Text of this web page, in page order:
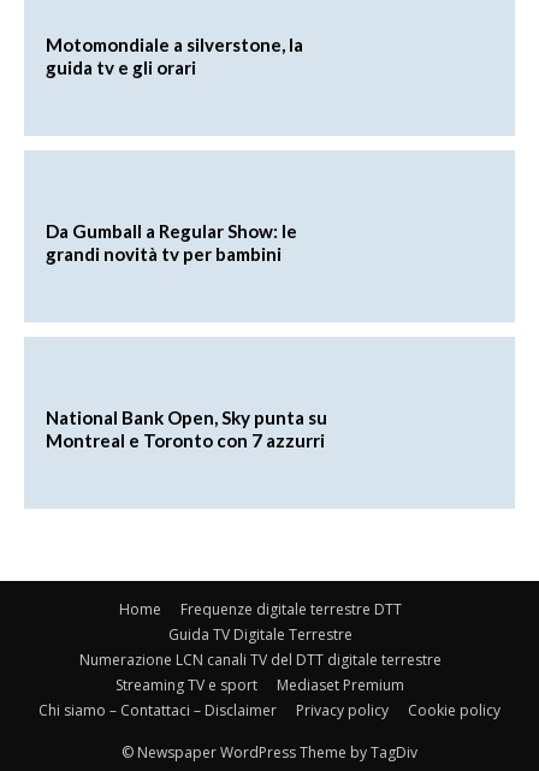
Motomondiale a silverstone, la
guida tv e gli orari
Da Gumball a Regular Show: le
grandi novità tv per bambini
National Bank Open, Sky punta su
Montreal e Toronto con 7 azzurri
Home
Frequenze digitale terrestre DTT
Guida TV Digitale Terrestre
Numerazione LCN canali TV del DTT digitale terrestre
Streaming TV e sport
Mediaset Premium
Chi siamo – Contattaci – Disclaimer
Privacy policy Cookie policy
© Newspaper WordPress Theme by TagDiv